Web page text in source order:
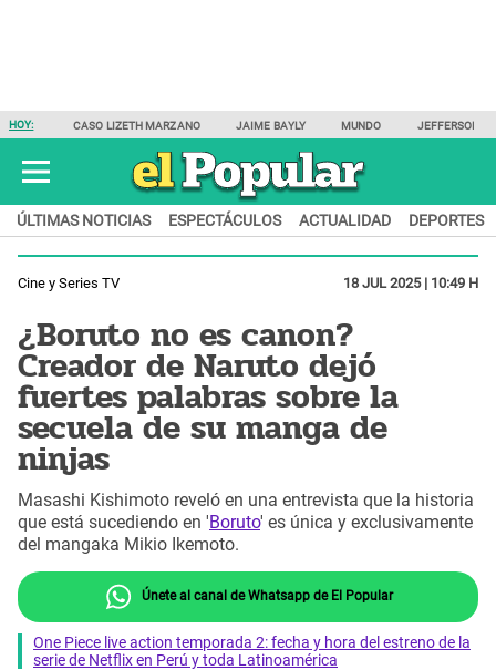
HOY: CASO LIZETH MARZANO JAIME BAYLY MUNDO JEFFERSON
ÚLTIMAS NOTICIAS ESPECTÁCULOS ACTUALIDAD DEPORTES
Cine y Series TV 18 JUL 2025 | 10:49 H
¿Boruto no es canon?
Creador de Naruto dejó
fuertes palabras sobre la
secuela de su manga de
ninjas
Masashi Kishimoto reveló en una entrevista que la historia
que está sucediendo en 'Boruto' es única y exclusivamente
del mangaka Mikio Ikemoto.
Únete al canal de Whatsapp de El Popular
One Piece live action temporada 2: fecha y hora del estreno de la
serie de Netflix en Perú y toda Latinoamérica